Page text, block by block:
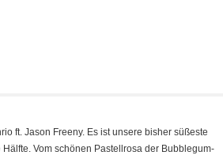
ft. Jason Freeny. Es ist unsere bisher süßeste
Vom schönen Pastellrosa der Bubblegum-